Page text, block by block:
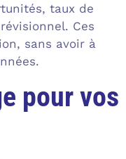
taux de
Ces
sans avoir à
pour vos